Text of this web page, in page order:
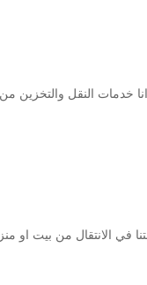
خدمات النقل والتخزين
في الانتقال من بيت او